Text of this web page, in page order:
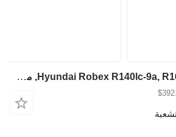
وحدة متشعبة Hyundai Robex R140lc-9a, R160lc-9a, مشعب العادم Zuac-00588 ZUAC-00588 لـ حفارة Hyundai Robex R140LC-9A